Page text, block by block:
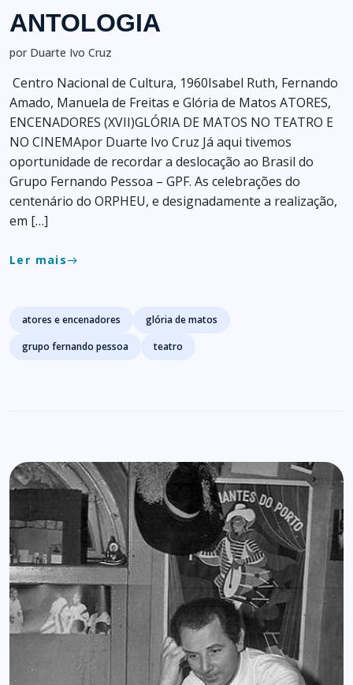
ANTOLOGIA
por Duarte Ivo Cruz
Centro Nacional de Cultura, 1960Isabel Ruth, Fernando
Amado, Manuela de Freitas e Glória de Matos ATORES,
ENCENADORES (XVII)GLÓRIA DE MATOS NO TEATRO E
NO CINEMApor Duarte Ivo Cruz Já aqui tivemos
oportunidade de recordar a deslocação ao Brasil do
Grupo Fernando Pessoa – GPF. As celebrações do
centenário do ORPHEU, e designadamente a realização,
em […]
Ler maiseast
Tags
atores e encenadores
glória de matos
grupo fernando pessoa
teatro